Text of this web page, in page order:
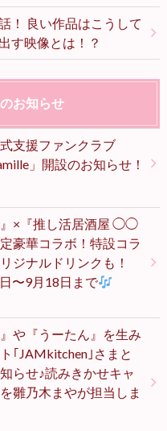
！ 良い作品はこうして
映像とは！？
お知らせ
支援ファンクラブ
」開設のお知らせ！
』×『推し活居酒屋 ◯◯
豪華コラボ！特設コラ
ジナルドリンクも！
〜9月18日まで
』や『うーたん』を生み
｢JAMkitchen｣さまと
らせ♪読みきかせキャ
雛乃木まやが担当しま